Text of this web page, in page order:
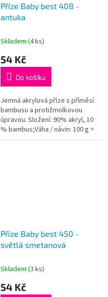
Příze Baby best 408 -
antuka
Skladem (4 ks)
54 Kč
Do košíku
Jemná akrylová příze s příměsí
bambusu a protižmolkovou
úpravou. Složení: 90% akryl, 10
% bambus;Váha / návin: 100 g =
240 m;Doporučená velikost
Příze Baby best 450 -
světlá smetanová
Skladem (3 ks)
54 Kč